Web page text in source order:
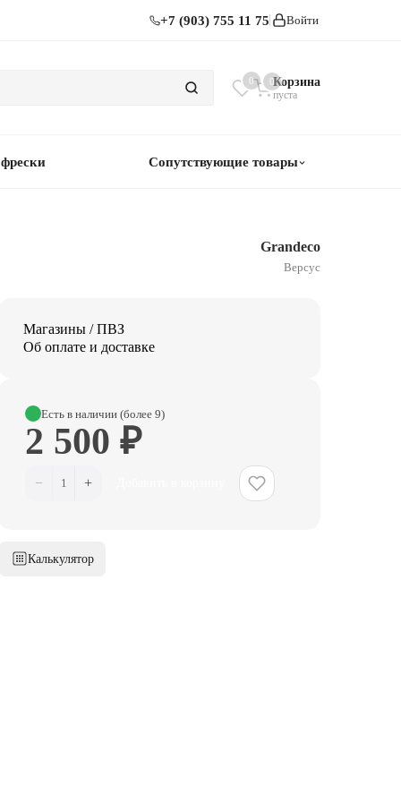
+7 (903) 755 11 75 Войти
0 0Корзина
пуста
Сопутствующие товары
Grandeco
Версус
Магазины / ПВЗ
Об оплате и доставке
Есть в наличии (более 9)
2 500 ₽
− 1 +
Калькулятор